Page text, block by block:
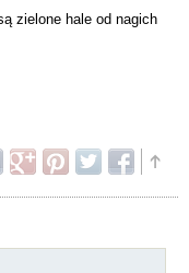
zielone hale od nagich